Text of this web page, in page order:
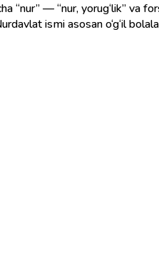
“nur” — “nur, yorug‘lik” va
ismi asosan o‘g‘il